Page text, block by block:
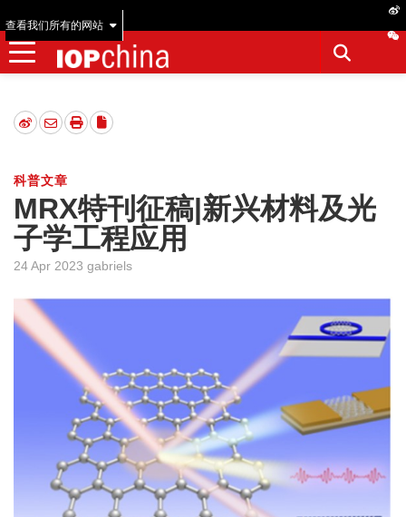
查看我们所有的网站
科普文章
MRX特刊征稿|新兴材料及光
子学工程应用
24 Apr 2023 gabriels